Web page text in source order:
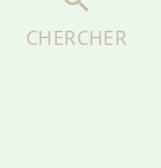
CHERCHER